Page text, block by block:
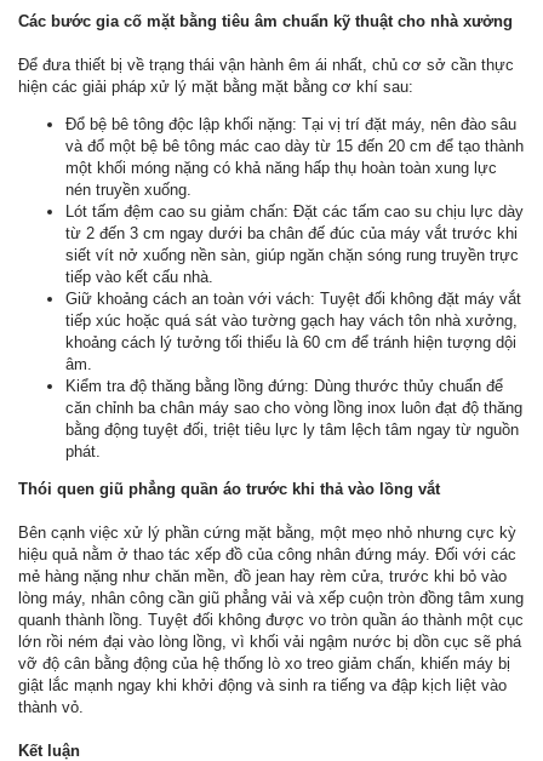
Các bước gia cố mặt bằng tiêu âm chuẩn kỹ thuật cho nhà xưởng
Để đưa thiết bị về trạng thái vận hành êm ái nhất, chủ cơ sở cần thực
hiện các giải pháp xử lý mặt bằng mặt bằng cơ khí sau:
Đổ bệ bê tông độc lập khối nặng: Tại vị trí đặt máy, nên đào sâu
và đổ một bệ bê tông mác cao dày từ 15 đến 20 cm để tạo thành
một khối móng nặng có khả năng hấp thụ hoàn toàn xung lực
nén truyền xuống.
Lót tấm đệm cao su giảm chấn: Đặt các tấm cao su chịu lực dày
từ 2 đến 3 cm ngay dưới ba chân đế đúc của máy vắt trước khi
siết vít nở xuống nền sàn, giúp ngăn chặn sóng rung truyền trực
tiếp vào kết cấu nhà.
Giữ khoảng cách an toàn với vách: Tuyệt đối không đặt máy vắt
tiếp xúc hoặc quá sát vào tường gạch hay vách tôn nhà xưởng,
khoảng cách lý tưởng tối thiểu là 60 cm để tránh hiện tượng dội
âm.
Kiểm tra độ thăng bằng lồng đứng: Dùng thước thủy chuẩn để
căn chỉnh ba chân máy sao cho vòng lồng inox luôn đạt độ thăng
bằng động tuyệt đối, triệt tiêu lực ly tâm lệch tâm ngay từ nguồn
phát.
Thói quen giũ phẳng quần áo trước khi thả vào lồng vắt
Bên cạnh việc xử lý phần cứng mặt bằng, một mẹo nhỏ nhưng cực kỳ
hiệu quả nằm ở thao tác xếp đồ của công nhân đứng máy. Đối với các
mẻ hàng nặng như chăn mền, đồ jean hay rèm cửa, trước khi bỏ vào
lòng máy, nhân công cần giũ phẳng vải và xếp cuộn tròn đồng tâm xung
quanh thành lồng. Tuyệt đối không được vo tròn quần áo thành một cục
lớn rồi ném đại vào lòng lồng, vì khối vải ngậm nước bị dồn cục sẽ phá
vỡ độ cân bằng động của hệ thống lò xo treo giảm chấn, khiến máy bị
giật lắc mạnh ngay khi khởi động và sinh ra tiếng va đập kịch liệt vào
thành vỏ.
Kết luận